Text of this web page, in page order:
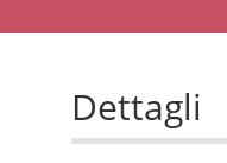
Dettagli